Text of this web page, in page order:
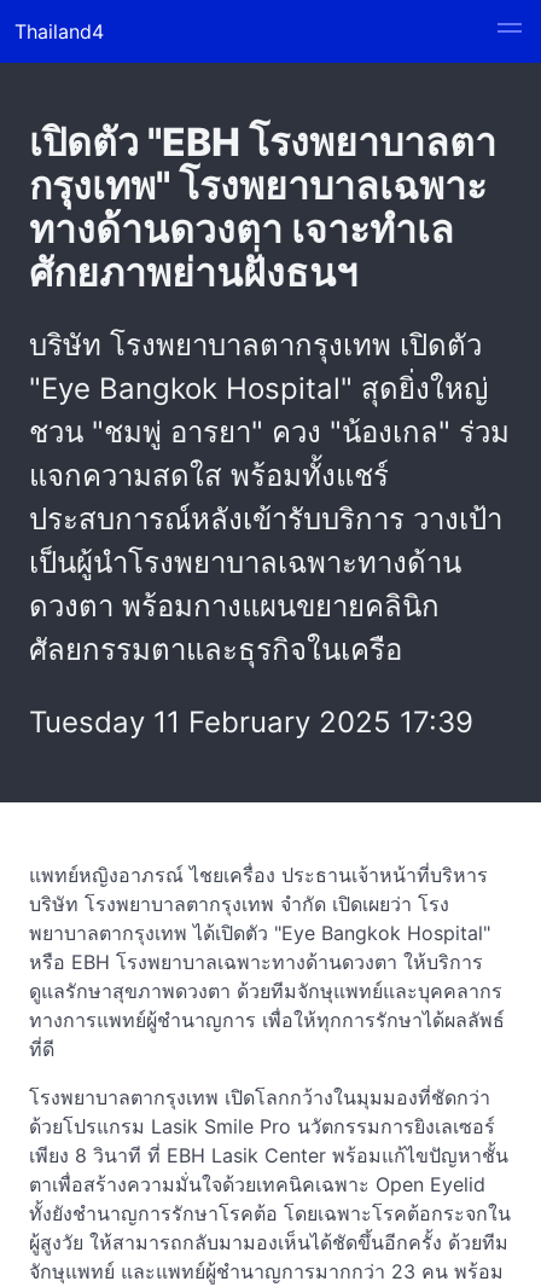
Thailand4
เปิดตัว "EBH โรงพยาบาลตา
กรุงเทพ" โรงพยาบาลเฉพาะ
ทางด้านดวงตา เจาะทำเล
ศักยภาพย่านฝั่งธนฯ
บริษัท โรงพยาบาลตากรุงเทพ เปิดตัว
"Eye Bangkok Hospital" สุดยิ่งใหญ่
ชวน "ชมพู่ อารยา" ควง "น้องเกล" ร่วม
แจกความสดใส พร้อมทั้งแชร์
ประสบการณ์หลังเข้ารับบริการ วางเป้า
เป็นผู้นำโรงพยาบาลเฉพาะทางด้าน
ดวงตา พร้อมกางแผนขยายคลินิก
ศัลยกรรมตาและธุรกิจในเครือ
Tuesday 11 February 2025 17:39
แพทย์หญิงอาภรณ์ ไชยเครื่อง ประธานเจ้าหน้าที่บริหาร
บริษัท โรงพยาบาลตากรุงเทพ จำกัด เปิดเผยว่า โรง
พยาบาลตากรุงเทพ ได้เปิดตัว "Eye Bangkok Hospital"
หรือ EBH โรงพยาบาลเฉพาะทางด้านดวงตา ให้บริการ
ดูแลรักษาสุขภาพดวงตา ด้วยทีมจักษุแพทย์และบุคคลากร
ทางการแพทย์ผู้ชำนาญการ เพื่อให้ทุกการรักษาได้ผลลัพธ์
ที่ดี
โรงพยาบาลตากรุงเทพ เปิดโลกกว้างในมุมมองที่ชัดกว่า
ด้วยโปรแกรม Lasik Smile Pro นวัตกรรมการยิงเลเซอร์
เพียง 8 วินาที ที่ EBH Lasik Center พร้อมแก้ไขปัญหาชั้น
ตาเพื่อสร้างความมั่นใจด้วยเทคนิคเฉพาะ Open Eyelid
ทั้งยังชำนาญการรักษาโรคต้อ โดยเฉพาะโรคต้อกระจกใน
ผู้สูงวัย ให้สามารถกลับมามองเห็นได้ชัดขึ้นอีกครั้ง ด้วยทีม
จักษุแพทย์ และแพทย์ผู้ชำนาญการมากกว่า 23 คน พร้อม